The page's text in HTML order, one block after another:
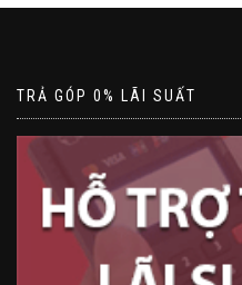
TRẢ GÓP 0% LÃI SUẤT